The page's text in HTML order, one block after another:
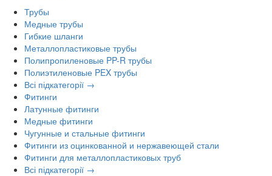
Трубы
Медные трубы
Гибкие шланги
Металлопластиковые трубы
Полипропиленовые PP-R трубы
Полиэтиленовые PEX трубы
Всі підкатегорії →
Фитинги
Латунные фитинги
Медные фитинги
Чугунные и стальные фитинги
Фитинги из оцинкованной и нержавеющей стали
Фитинги для металлопластиковых труб
Всі підкатегорії →